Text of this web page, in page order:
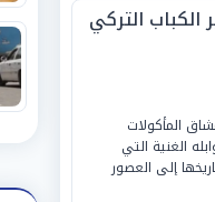
التركي
المأكولات
الغنية التي
إلى العصور